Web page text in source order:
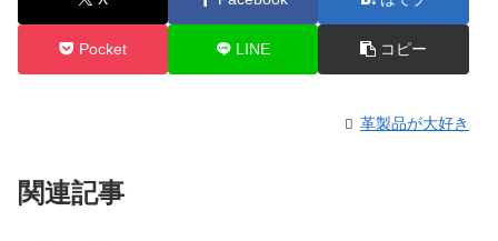
Pocket LINE コピー
革製品が大好き
関連記事